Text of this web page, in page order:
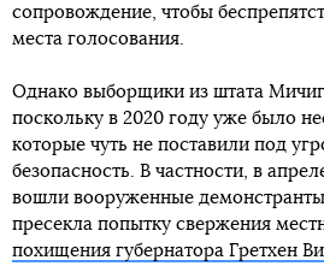
сопровождение, чтобы
места голосования.
Однако выборщики из штата
поскольку в 2020 году уже было
которые чуть не поставили под
безопасность. В частности, в
вошли вооруженные
пресекла попытку свержения
похищения губернатора Гретхен